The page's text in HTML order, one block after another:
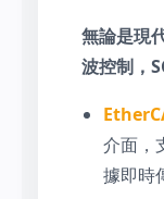
無論是現
波控制，
介面，
據即時